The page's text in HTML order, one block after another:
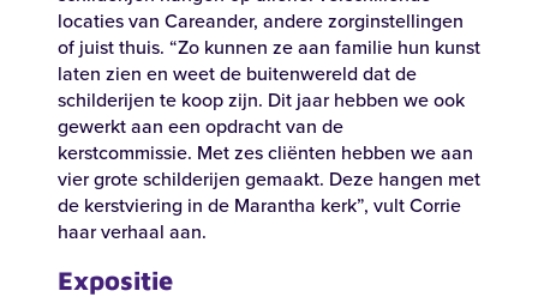
locatiesvan Careander, anderezorginstellingen
of juistthuis. “Zo kunnen zeaan familie hun kunst
laten zien en weetde buitenwereld datde
schilderijen te koopzijn. Dit jaar hebben weook
gewerktaan een opdrachtvan de
kerstcommissie. Metzescliënten hebben weaan
viergroteschilderijen gemaakt. Deze hangen met
de kerstviering in de Marantha kerk”, vultCorrie
haarverhaal aan.
Expositie
Zoeken